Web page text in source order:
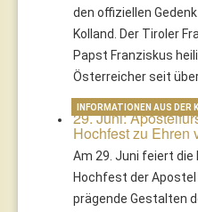
den offiziellen
Kolland. Der Tiroler
Papst Franziskus
Österreicher seit
29. Juni:
Hochfest zu Ehren
Am 29. Juni feiert
Hochfest der
prägende Gestalten
INFORMATIONEN AUS DER